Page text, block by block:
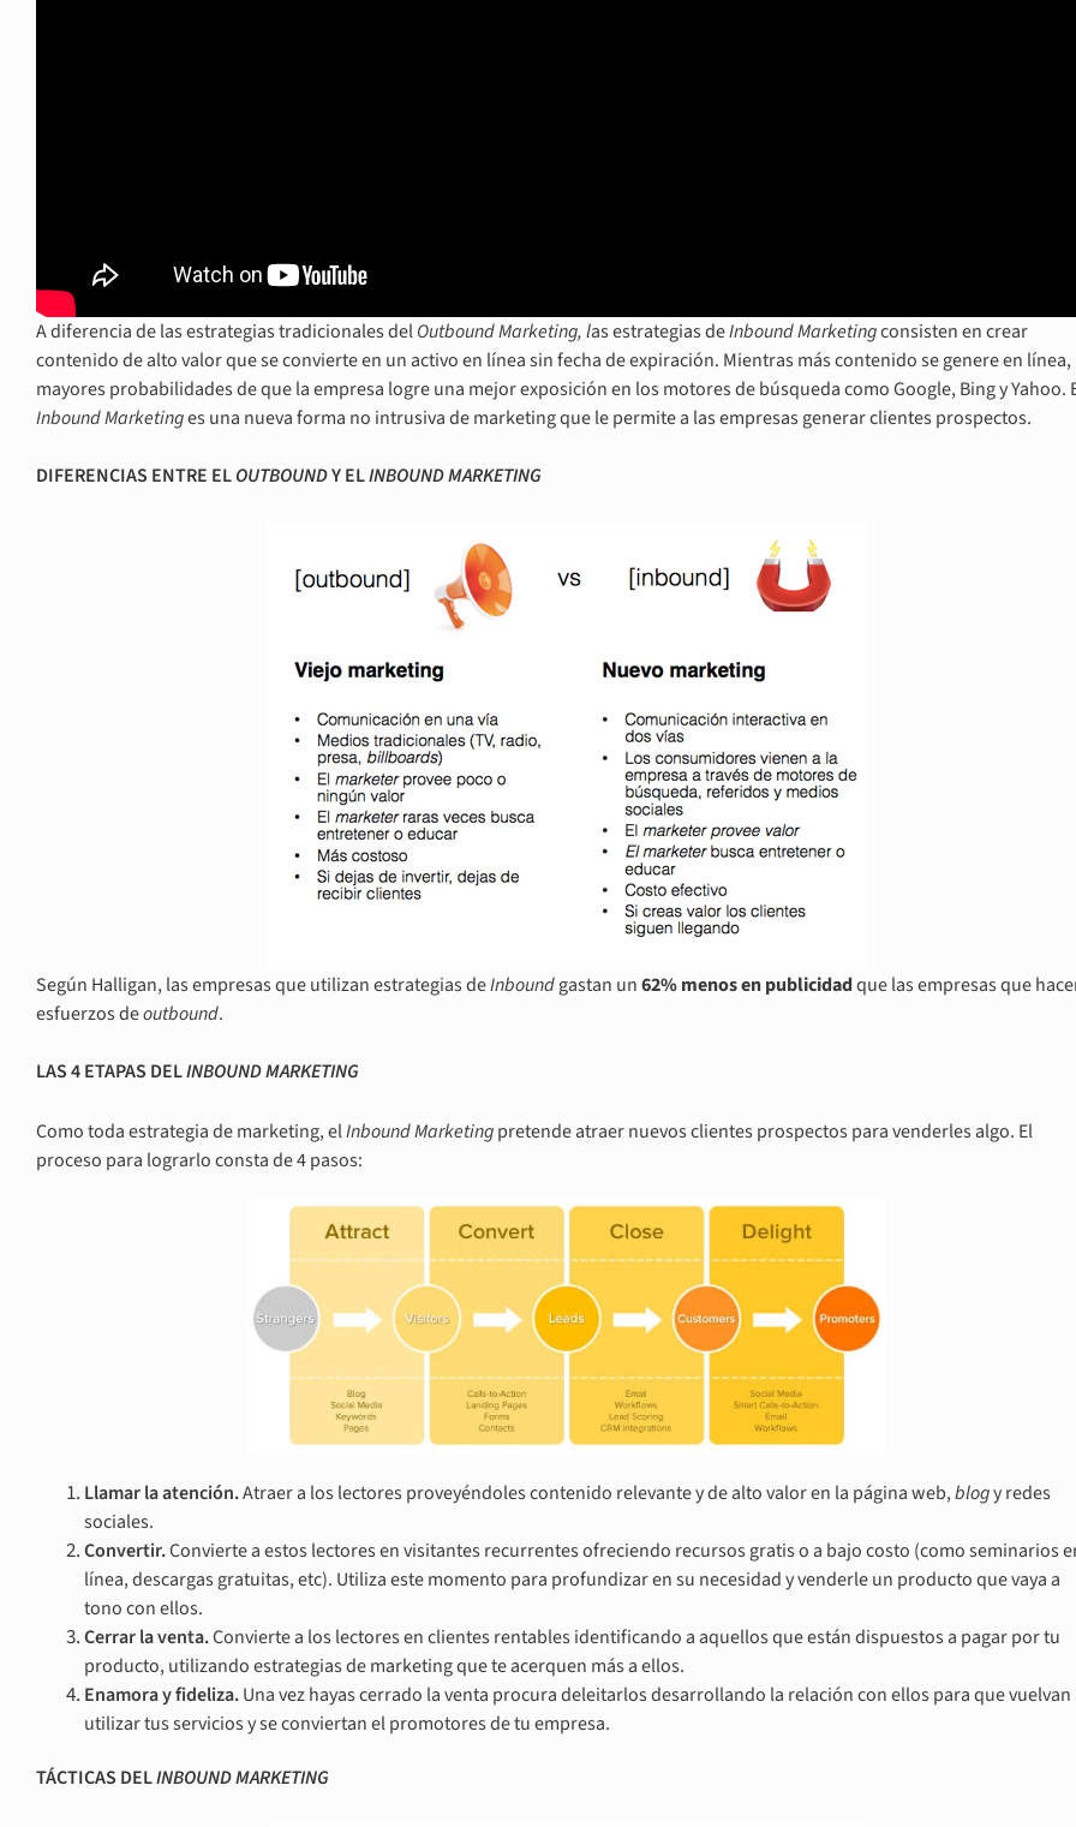
A diferencia de las estrategias tradicionales delOutbound Marketing, las estrategias deInbound Marketingconsisten en crear
contenido de alto valor que se convierte en un activo en línea sin fecha de expiración. Mientras más contenido se genere en línea,
mayores probabilidades de que la empresa logre una mejor exposición en los motores de búsqueda como Google, Bing y Yahoo.
Inbound Marketinges una nueva forma no intrusiva de marketing que le permite a las empresas generar clientes prospectos.
DIFERENCIAS ENTRE ELOUTBOUNDY ELINBOUND MARKETING
Según Halligan, las empresas que utilizan estrategias deInboundgastan un62% menos en publicidadque las empresas que
esfuerzos deoutbound.
LAS 4 ETAPAS DELINBOUND MARKETING
Como toda estrategia de marketing, elInbound Marketingpretende atraer nuevos clientes prospectos para venderles algo. El
proceso para lograrlo consta de 4 pasos:
Llamar la atención.Atraer a los lectores proveyéndoles contenido relevante y de alto valor en la página web,blogy redes
sociales.
Convertir.Convierte a estos lectores en visitantes recurrentes ofreciendo recursos gratis o a bajo costo (como seminarios
línea, descargas gratuitas, etc). Utiliza este momento para profundizar en su necesidad y venderle un producto que vaya a
tono con ellos.
Cerrar la venta.Convierte a los lectores en clientes rentables identificando a aquellos que están dispuestos a pagar por tu
producto, utilizando estrategias de marketing que te acerquen más a ellos.
Enamora y fideliza.Una vez hayas cerrado la venta procura deleitarlos desarrollando la relación con ellos para que vuelvan
utilizar tus servicios y se conviertan el promotores de tu empresa.
TÁCTICAS DELINBOUND MARKETING